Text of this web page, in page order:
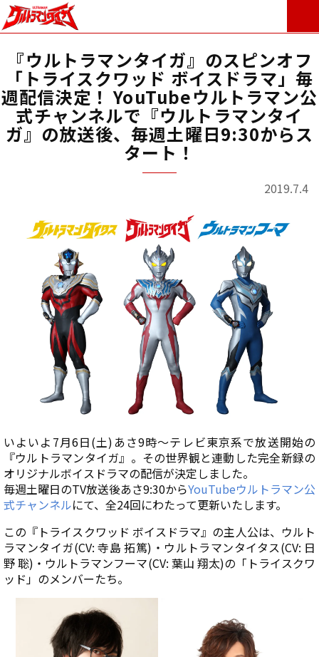
『ウルトラマンタイガ』のスピンオフ
「トライスクワッド ボイスドラマ」毎
週配信決定！ YouTubeウルトラマン公
式チャンネルで『ウルトラマンタイ
ガ』の放送後、毎週土曜日9:30からス
タート！
2019.7.4
いよいよ7月6日(土)あさ9時～テレビ東京系で放送開始の
『ウルトラマンタイガ』。その世界観と連動した完全新録の
オリジナルボイスドラマの配信が決定しました。
毎週土曜日のTV放送後あさ9:30からYouTubeウルトラマン公
式チャンネルにて、全24回にわたって更新いたします。
この『トライスクワッド ボイスドラマ』の主人公は、ウルト
ラマンタイガ(CV: 寺島 拓篤)・ウルトラマンタイタス(CV: 日
野 聡)・ウルトラマンフーマ(CV: 葉山 翔太)の「トライスクワ
ッド」のメンバーたち。